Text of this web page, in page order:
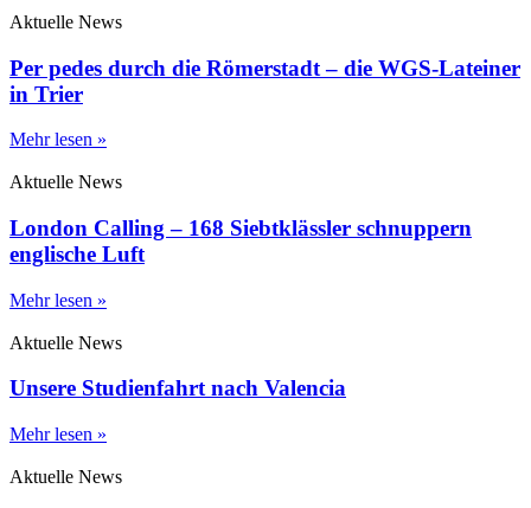
Aktuelle News
Per pedes durch die Römerstadt – die WGS-Lateiner
in Trier
Mehr lesen »
Aktuelle News
London Calling – 168 Siebtklässler schnuppern
englische Luft
Mehr lesen »
Aktuelle News
Unsere Studienfahrt nach Valencia
Mehr lesen »
Aktuelle News